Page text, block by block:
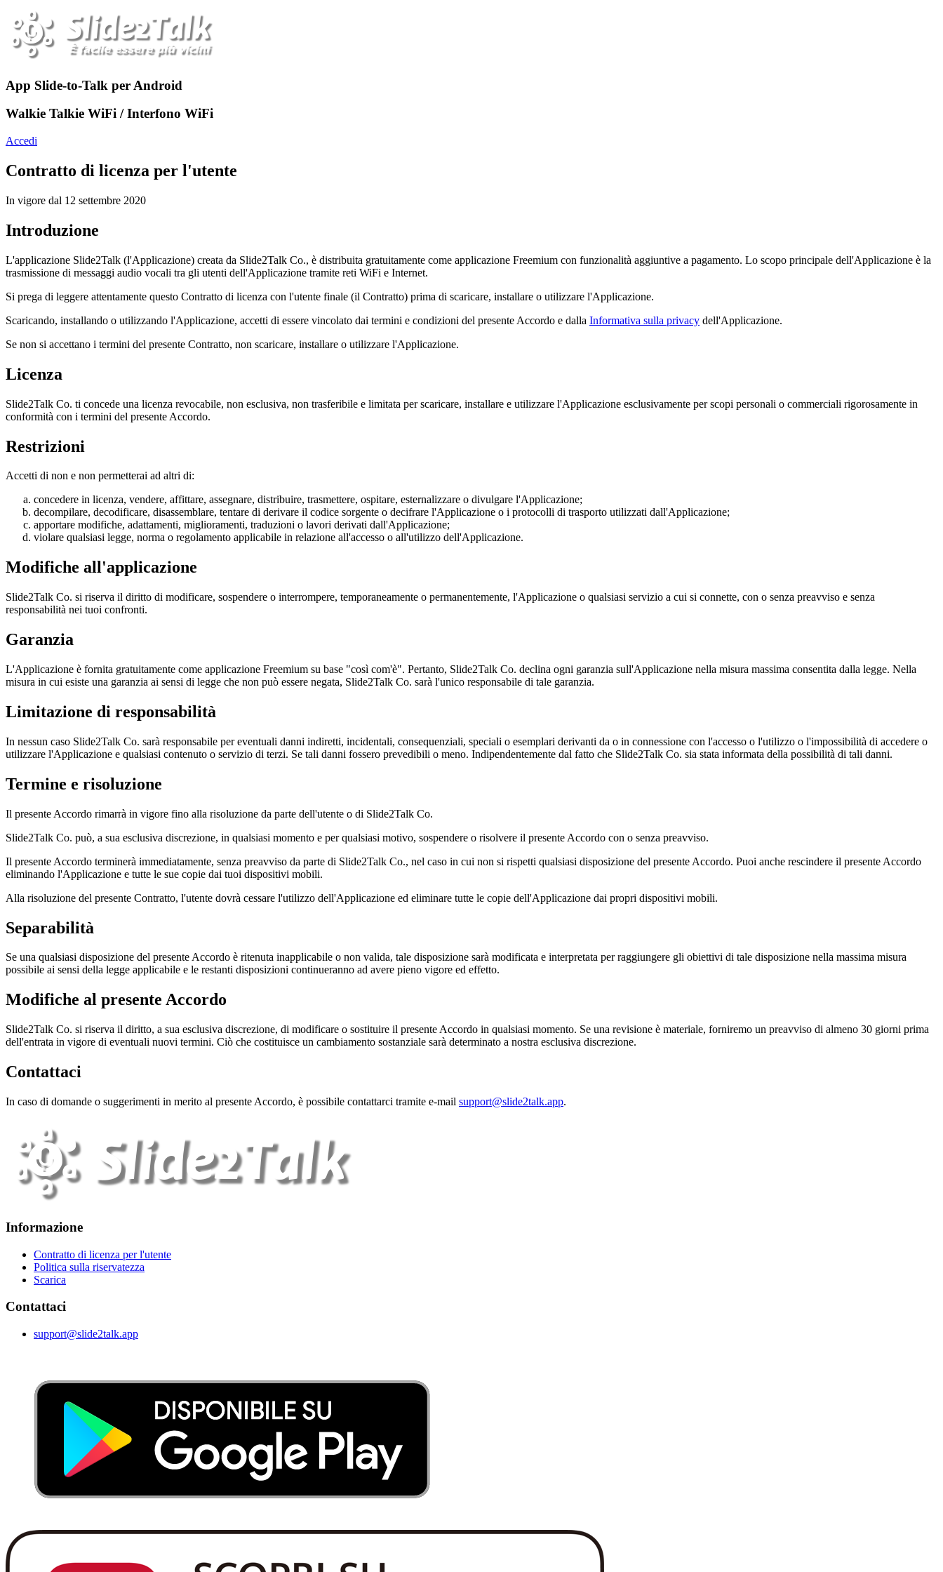
App Slide-to-Talk per Android
Walkie Talkie WiFi / Interfono WiFi
Accedi
Contratto di licenza per l'utente
In vigore dal 12 settembre 2020
Introduzione
L'applicazione Slide2Talk (l'Applicazione) creata da Slide2Talk Co., è distribuita gratuitamente come applicazione Freemium con funzionalità aggiuntive a pagamento. Lo scopo principale dell'Applicazione è la
trasmissione di messaggi audio vocali tra gli utenti dell'Applicazione tramite reti WiFi e Internet.
Si prega di leggere attentamente questo Contratto di licenza con l'utente finale (il Contratto) prima di scaricare, installare o utilizzare l'Applicazione.
Scaricando, installando o utilizzando l'Applicazione, accetti di essere vincolato dai termini e condizioni del presente Accordo e dalla Informativa sulla privacy dell'Applicazione.
Se non si accettano i termini del presente Contratto, non scaricare, installare o utilizzare l'Applicazione.
Licenza
Slide2Talk Co. ti concede una licenza revocabile, non esclusiva, non trasferibile e limitata per scaricare, installare e utilizzare l'Applicazione esclusivamente per scopi personali o commerciali rigorosamente in
conformità con i termini del presente Accordo.
Restrizioni
Accetti di non e non permetterai ad altri di:
concedere in licenza, vendere, affittare, assegnare, distribuire, trasmettere, ospitare, esternalizzare o divulgare l'Applicazione;
decompilare, decodificare, disassemblare, tentare di derivare il codice sorgente o decifrare l'Applicazione o i protocolli di trasporto utilizzati dall'Applicazione;
apportare modifiche, adattamenti, miglioramenti, traduzioni o lavori derivati dall'Applicazione;
violare qualsiasi legge, norma o regolamento applicabile in relazione all'accesso o all'utilizzo dell'Applicazione.
Modifiche all'applicazione
Slide2Talk Co. si riserva il diritto di modificare, sospendere o interrompere, temporaneamente o permanentemente, l'Applicazione o qualsiasi servizio a cui si connette, con o senza preavviso e senza
responsabilità nei tuoi confronti.
Garanzia
L'Applicazione è fornita gratuitamente come applicazione Freemium su base "così com'è". Pertanto, Slide2Talk Co. declina ogni garanzia sull'Applicazione nella misura massima consentita dalla legge. Nella
misura in cui esiste una garanzia ai sensi di legge che non può essere negata, Slide2Talk Co. sarà l'unico responsabile di tale garanzia.
Limitazione di responsabilità
In nessun caso Slide2Talk Co. sarà responsabile per eventuali danni indiretti, incidentali, consequenziali, speciali o esemplari derivanti da o in connessione con l'accesso o l'utilizzo o l'impossibilità di accedere o
utilizzare l'Applicazione e qualsiasi contenuto o servizio di terzi. Se tali danni fossero prevedibili o meno. Indipendentemente dal fatto che Slide2Talk Co. sia stata informata della possibilità di tali danni.
Termine e risoluzione
Il presente Accordo rimarrà in vigore fino alla risoluzione da parte dell'utente o di Slide2Talk Co.
Slide2Talk Co. può, a sua esclusiva discrezione, in qualsiasi momento e per qualsiasi motivo, sospendere o risolvere il presente Accordo con o senza preavviso.
Il presente Accordo terminerà immediatamente, senza preavviso da parte di Slide2Talk Co., nel caso in cui non si rispetti qualsiasi disposizione del presente Accordo. Puoi anche rescindere il presente Accordo
eliminando l'Applicazione e tutte le sue copie dai tuoi dispositivi mobili.
Alla risoluzione del presente Contratto, l'utente dovrà cessare l'utilizzo dell'Applicazione ed eliminare tutte le copie dell'Applicazione dai propri dispositivi mobili.
Separabilità
Se una qualsiasi disposizione del presente Accordo è ritenuta inapplicabile o non valida, tale disposizione sarà modificata e interpretata per raggiungere gli obiettivi di tale disposizione nella massima misura
possibile ai sensi della legge applicabile e le restanti disposizioni continueranno ad avere pieno vigore ed effetto.
Modifiche al presente Accordo
Slide2Talk Co. si riserva il diritto, a sua esclusiva discrezione, di modificare o sostituire il presente Accordo in qualsiasi momento. Se una revisione è materiale, forniremo un preavviso di almeno 30 giorni prima
dell'entrata in vigore di eventuali nuovi termini. Ciò che costituisce un cambiamento sostanziale sarà determinato a nostra esclusiva discrezione.
Contattaci
In caso di domande o suggerimenti in merito al presente Accordo, è possibile contattarci tramite e-mail support@slide2talk.app.
Informazione
Contratto di licenza per l'utente
Politica sulla riservatezza
Scarica
Contattaci
support@slide2talk.app